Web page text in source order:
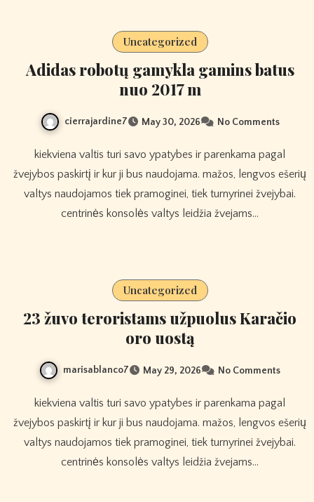
Uncategorized
Adidas robotų gamykla gamins batus
nuo 2017 m
cierrajardine7 May 30, 2026 No Comments
kiekviena valtis turi savo ypatybes ir parenkama pagal
žvejybos paskirtį ir kur ji bus naudojama. mažos, lengvos ešerių
valtys naudojamos tiek pramoginei, tiek turnyrinei žvejybai.
centrinės konsolės valtys leidžia žvejams…
Uncategorized
23 žuvo teroristams užpuolus Karačio
oro uostą
marisablanco7 May 29, 2026 No Comments
kiekviena valtis turi savo ypatybes ir parenkama pagal
žvejybos paskirtį ir kur ji bus naudojama. mažos, lengvos ešerių
valtys naudojamos tiek pramoginei, tiek turnyrinei žvejybai.
centrinės konsolės valtys leidžia žvejams…